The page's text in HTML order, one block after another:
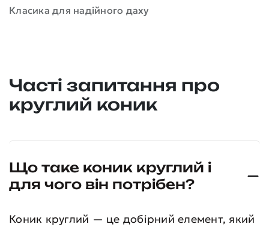
Класика для надійного даху
Часті запитання про
круглий коник
Що таке коник круглий і
для чого він потрібен?
Коник круглий — це добірний елемент, який